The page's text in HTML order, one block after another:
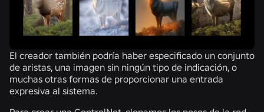
El creador también podría haber especificado un conjunto
de aristas, una imagen sin ningún tipo de indicación, o
muchas otras formas de proporcionar una entrada
expresiva al sistema.